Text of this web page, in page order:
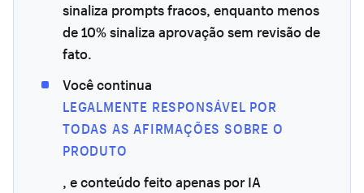
sinaliza prompts fracos, enquanto menos
de 10% sinaliza aprovação sem revisão de
fato.
Você continua
LEGALMENTE RESPONSÁVEL POR
TODAS AS AFIRMAÇÕES SOBRE O
PRODUTO
, e conteúdo feito apenas por IA